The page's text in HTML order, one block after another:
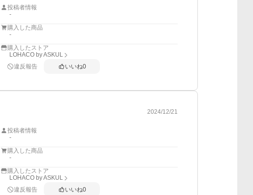
投稿者情報
-
購入した商品
-
購入したストア
LOHACO by ASKUL
違反報告
いいね0
2024/12/21
投稿者情報
-
購入した商品
-
購入したストア
LOHACO by ASKUL
違反報告
いいね0